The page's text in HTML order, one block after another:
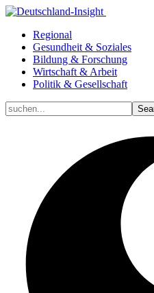
Regional
Gesundheit & Soziales
Bildung & Forschung
Wirtschaft & Arbeit
Politik & Gesellschaft